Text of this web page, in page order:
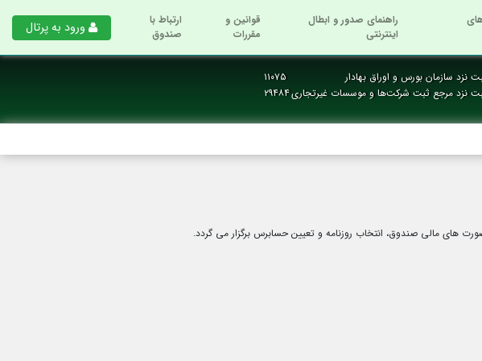
راهنمای صدور و ابطال
اینترنتی
قوانین و
مقررات
ارتباط با
صندوق
ورود به پرتال
نزد سازمان بورس و اوراق بهادار
۱۱۰۷۵
نزد مرجع ثبت شرکت‌ها و موسسات غیرتجاری۲۹۴۸۴